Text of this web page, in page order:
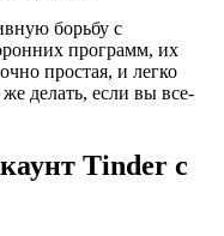
борьбу с
программ, их
простая, и легко
делать, если вы все-
Tinder с